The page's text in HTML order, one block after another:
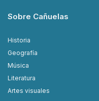
Sobre Cañuelas
Historia
Geografía
Música
Literatura
Artes visuales